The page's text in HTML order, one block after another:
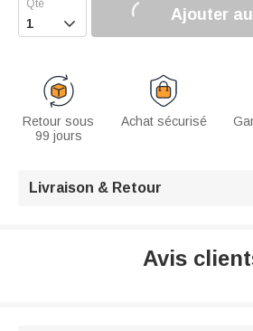
 Ajouter
Retour sous
99 jours
Achat sécurisé
Livraison & Retour
Avis